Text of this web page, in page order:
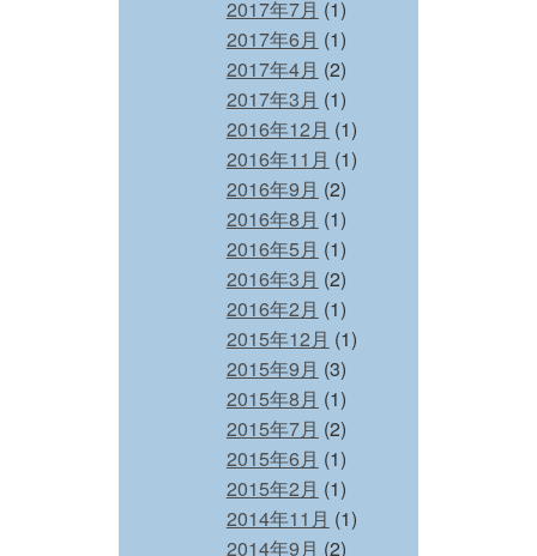
2017年7月 (1)
2017年6月 (1)
2017年4月 (2)
2017年3月 (1)
2016年12月 (1)
2016年11月 (1)
2016年9月 (2)
2016年8月 (1)
2016年5月 (1)
2016年3月 (2)
2016年2月 (1)
2015年12月 (1)
2015年9月 (3)
2015年8月 (1)
2015年7月 (2)
2015年6月 (1)
2015年2月 (1)
2014年11月 (1)
2014年9月 (2)